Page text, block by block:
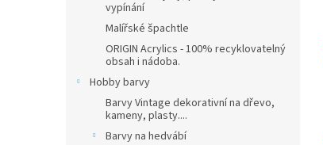
vypínání
Malířské špachtle
ORIGIN Acrylics - 100% recyklovatelný
obsah i nádoba.
Hobby barvy
Barvy Vintage dekorativní na dřevo,
kameny, plasty....
Barvy na hedvábí